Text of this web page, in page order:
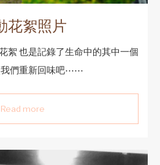
花絮照片
絮 也是記錄了生命中的其中一個
我們重新回味吧⋯⋯
Read more